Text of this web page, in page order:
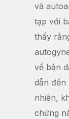
và
tạp với
thấy
về bản
dẫn đến
nhiên,
chứng